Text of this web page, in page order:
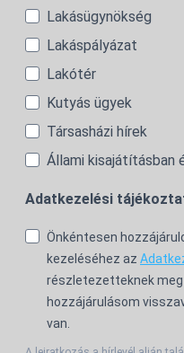
Lakásügynökség
Lakáspályázat
Lakótér
Kutyás ügyek
Társasházi hírek
Állami kisajátításban
Adatkezelési
Önkéntesen
kezeléséhez az
részletezetteknek
hozzájárulásom
van.